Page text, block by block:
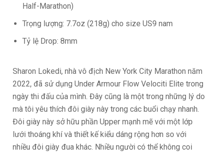
Half-Marathon)
Trọng lượng: 7.7oz (218g) cho size US9 nam
Tỷ lệ Drop: 8mm
Sharon Lokedi, nhà vô địch New York City Marathon năm
2022, đã sử dụng Under Armour Flow Velociti Elite trong
ngày thi đấu của mình. Đây cũng là một trong những lý do
mà tôi yêu thích đôi giày này trong các buổi chạy nhanh.
Đôi giày này sở hữu phần Upper mạnh mẽ với một lớp
lưới thoáng khí và thiết kế kiểu dáng rộng hơn so với
nhiều đôi giày đua khác. Nhiều người có thể không coi